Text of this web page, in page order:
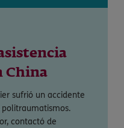
China
sufrió un accidente
contactó de